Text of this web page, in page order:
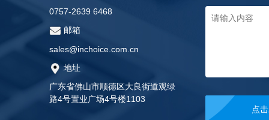
0757-2639 6468
邮箱
sales@inchoice.com.cn
地址
广东省佛山市顺德区大良街道观绿
路4号置业广场4号楼1103